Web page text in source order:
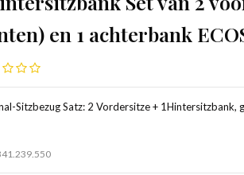
en 1 achterbank
Sitzbezug Satz: 2 Vordersitze + 1Hintersitzbank,